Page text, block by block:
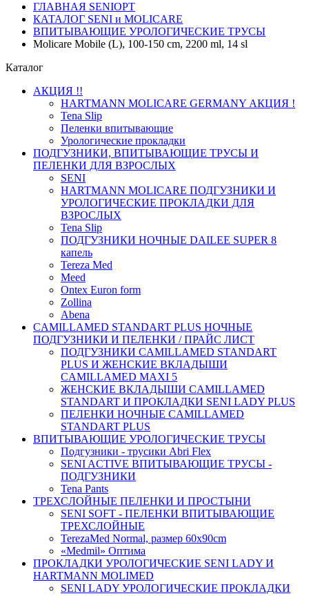
ГЛАВНАЯ SENIOPT
КАТАЛОГ SENI и MOLICARE
ВПИТЫВАЮЩИЕ УРОЛОГИЧЕСКИЕ ТРУСЫ
Molicare Mobile (L), 100-150 cm, 2200 ml, 14 sl
Каталог
АКЦИЯ !!
HARTMANN MOLICARE GERMANY АКЦИЯ !
Tena Slip
Пеленки впитывающие
Урологические прокладки
ПОДГУЗНИКИ, ВПИТЫВАЮЩИЕ ТРУСЫ И
ПЕЛЕНКИ ДЛЯ ВЗРОСЛЫХ
SENI
HARTMANN MOLICARE ПОДГУЗНИКИ И
УРОЛОГИЧЕСКИЕ ПРОКЛАДКИ ДЛЯ
ВЗРОСЛЫХ
Tena Slip
ПОДГУЗНИКИ НОЧНЫЕ DAILEE SUPER 8
капель
Tereza Med
Meed
Ontex Euron form
Zollina
Abena
CAMILLAMED STANDART PLUS НОЧНЫЕ
ПОДГУЗНИКИ И ПЕЛЕНКИ / ПРАЙС ЛИСТ
ПОДГУЗНИКИ CAMILLAMED STANDART
PLUS И ЖЕНСКИЕ ВКЛАДЫШИ
CAMILLAMED MAXI 5
ЖЕНСКИЕ ВКЛАДЫШИ CAMILLAMED
STANDART И ПРОКЛАДКИ SENI LADY PLUS
ПЕЛЕНКИ НОЧНЫЕ CAMILLAMED
STANDART PLUS
ВПИТЫВАЮЩИЕ УРОЛОГИЧЕСКИЕ ТРУСЫ
Подгузники - трусики Abri Flex
SENI ACTIVE ВПИТЫВАЮЩИЕ ТРУСЫ -
ПОДГУЗНИКИ
Tena Pants
ТРЕХСЛОЙНЫЕ ПЕЛЕНКИ И ПРОСТЫНИ
SENI SOFT - ПЕЛЕНКИ ВПИТЫВАЮЩИЕ
ТРЕХСЛОЙНЫЕ
TerezaMed Normal, размер 60x90cm
«Medmil» Оптима
ПРОКЛАДКИ УРОЛОГИЧЕСКИЕ SENI LADY И
HARTMANN MOLIMED
SENI LADY УРОЛОГИЧЕСКИЕ ПРОКЛАДКИ